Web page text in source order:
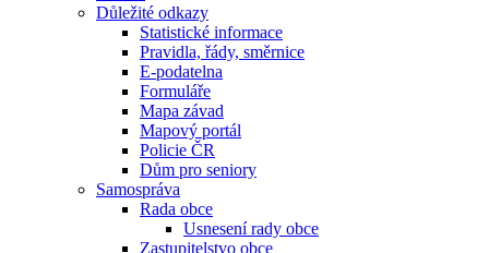
Důležité odkazy
Statistické informace
Pravidla, řády, směrnice
E-podatelna
Formuláře
Mapa závad
Mapový portál
Policie ČR
Dům pro seniory
Samospráva
Rada obce
Usnesení rady obce
Zastupitelstvo obce